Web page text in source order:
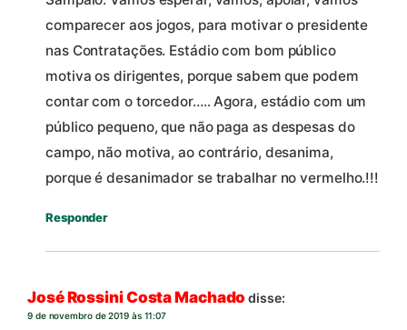
comparecer aos jogos, para motivar o presidente
nas Contratações. Estádio com bom público
motiva os dirigentes, porque sabem que podem
contar com o torcedor….. Agora, estádio com um
público pequeno, que não paga as despesas do
campo, não motiva, ao contrário, desanima,
porque é desanimador se trabalhar no vermelho.!!!
Responder
José Rossini Costa Machado disse:
9 de novembro de 2019 às 11:07